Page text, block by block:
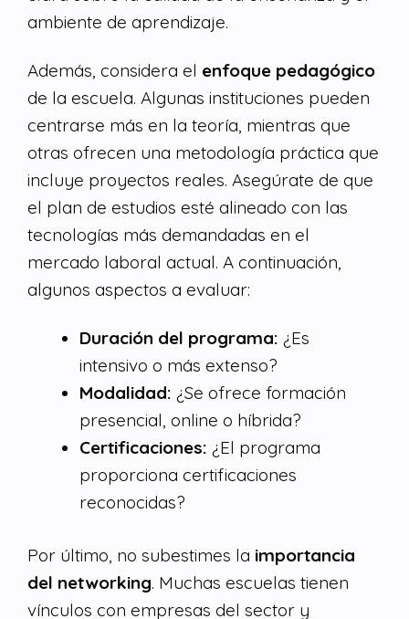
ambiente de aprendizaje.
Además, considera el enfoque pedagógico
de la escuela. Algunas instituciones pueden
centrarse más en la teoría, mientras que
otras ofrecen una metodología práctica que
incluye proyectos reales. Asegúrate de que
el plan de estudios esté alineado con las
tecnologías más demandadas en el
mercado laboral actual. A continuación,
algunos aspectos a evaluar:
Duración del programa: ¿Es
intensivo o más extenso?
Modalidad: ¿Se ofrece formación
presencial, online o híbrida?
Certificaciones: ¿El programa
proporciona certificaciones
reconocidas?
Por último, no subestimes la importancia
del networking. Muchas escuelas tienen
vínculos con empresas del sector y